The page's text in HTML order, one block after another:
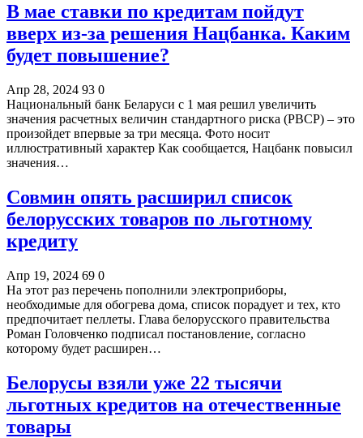
В мае ставки по кредитам пойдут
вверх из-за решения Нацбанка. Каким
будет повышение?
Апр 28, 2024 93 0
Национальный банк Беларуси с 1 мая решил увеличить
значения расчетных величин стандартного риска (РВСР) – это
произойдет впервые за три месяца. Фото носит
иллюстративный характер Как сообщается, Нацбанк повысил
значения…
Совмин опять расширил список
белорусских товаров по льготному
кредиту
Апр 19, 2024 69 0
На этот раз перечень пополнили электроприборы,
необходимые для обогрева дома, список порадует и тех, кто
предпочитает пеллеты. Глава белорусского правительства
Роман Головченко подписал постановление, согласно
которому будет расширен…
Белорусы взяли уже 22 тысячи
льготных кредитов на отечественные
товары